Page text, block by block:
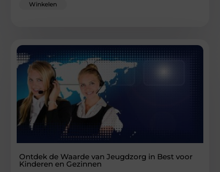
Winkelen
Ontdek de Waarde van Jeugdzorg in Best voor
Kinderen en Gezinnen